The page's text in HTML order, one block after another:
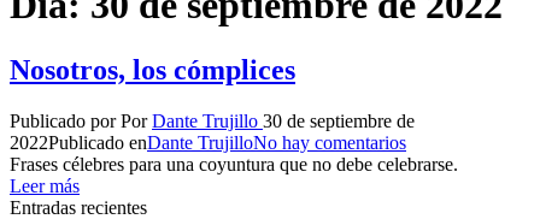
Nosotros, los cómplices
Publicado por PorDante Trujillo 30 de septiembre de
2022Publicado enDante TrujilloNo hay comentarios
Frases célebres para una coyuntura que no debe celebrarse.
Leer más
Entradas recientes